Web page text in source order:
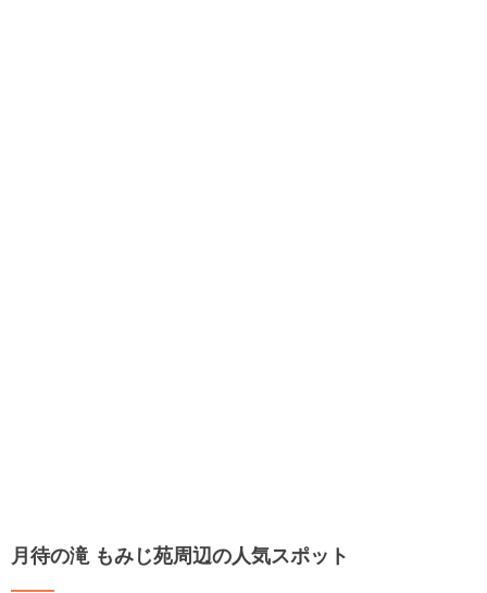
月待の滝 もみじ苑周辺の人気スポット